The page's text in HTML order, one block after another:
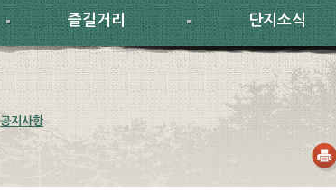
즐길거리 단지소식
공지사항